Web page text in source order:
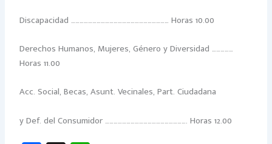
Discapacidad …………………………………………………………… Horas 10.00
Derechos Humanos, Mujeres, Género y Diversidad ……………
Horas 11.00
Acc. Social, Becas, Asunt. Vecinales, Part. Ciudadana
y Def. del Consumidor …………………………………………………. Horas 12.00